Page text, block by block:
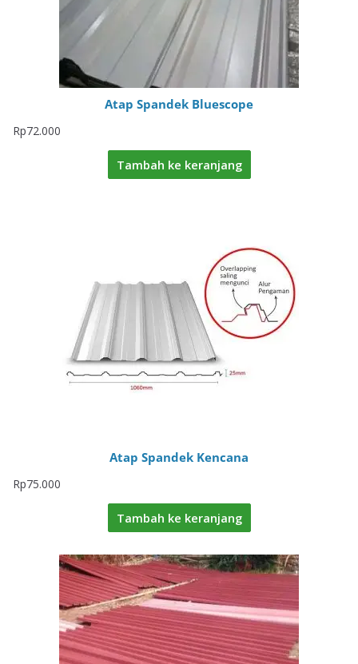
Atap Spandek Bluescope
Rp72.000
Tambah ke keranjang
Atap Spandek Kencana
Rp75.000
Tambah ke keranjang